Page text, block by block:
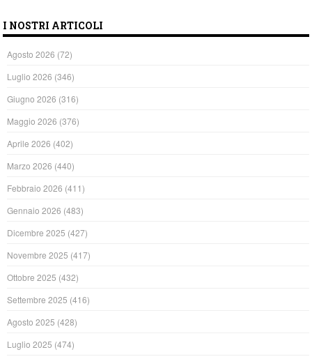
I NOSTRI ARTICOLI
Agosto 2026 (72)
Luglio 2026 (346)
Giugno 2026 (316)
Maggio 2026 (376)
Aprile 2026 (402)
Marzo 2026 (440)
Febbraio 2026 (411)
Gennaio 2026 (483)
Dicembre 2025 (427)
Novembre 2025 (417)
Ottobre 2025 (432)
Settembre 2025 (416)
Agosto 2025 (428)
Luglio 2025 (474)